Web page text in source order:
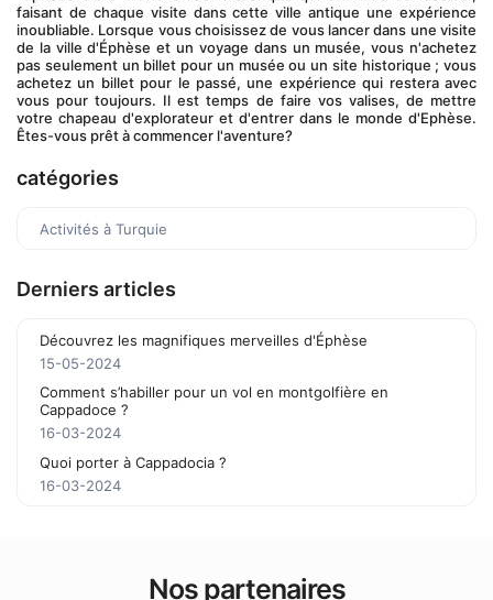
faisant de chaque visite dans cette ville antique une expérience
inoubliable. Lorsque vous choisissez de vous lancer dans une visite
de la ville d'Éphèse et un voyage dans un musée, vous n'achetez
pas seulement un billet pour un musée ou un site historique ; vous
achetez un billet pour le passé, une expérience qui restera avec
vous pour toujours. Il est temps de faire vos valises, de mettre
votre chapeau d'explorateur et d'entrer dans le monde d'Ephèse.
Êtes-vous prêt à commencer l'aventure?
catégories
Activités à Turquie
Derniers articles
Découvrez les magnifiques merveilles d'Éphèse
15-05-2024
Comment s’habiller pour un vol en montgolfière en
Cappadoce ?
16-03-2024
Quoi porter à Cappadocia ?
16-03-2024
Nos partenaires